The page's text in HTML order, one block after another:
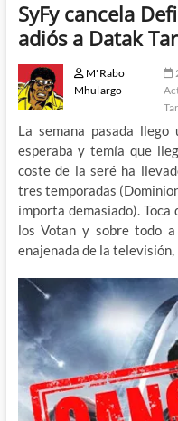
SyFy cancela
adiós a Datak
M'Rabo
Mhulargo
La semana pasada
esperaba y temía que
coste de la seré ha
tres temporadas
importa demasiado).
los Votan y sobre todo
enajenada de la televisión,